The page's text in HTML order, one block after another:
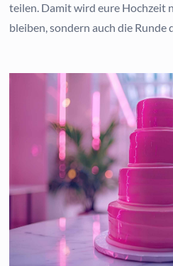
teilen. Damit wird eure Hochzeit
bleiben, sondern auch die Runde